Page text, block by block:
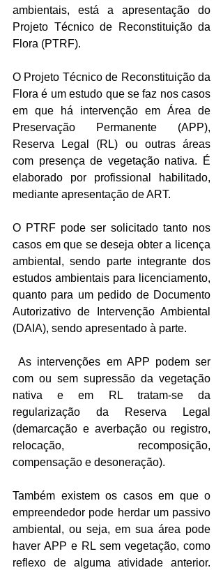
ambientais, está a apresentação do
Projeto Técnico de Reconstituição da
Flora (PTRF).
O Projeto Técnico de Reconstituição da
Flora é um estudo que se faz nos casos
em que há intervenção em Área de
Preservação Permanente (APP),
Reserva Legal (RL) ou outras áreas
com presença de vegetação nativa. É
elaborado por profissional habilitado,
mediante apresentação de ART.
O PTRF pode ser solicitado tanto nos
casos em que se deseja obter a licença
ambiental, sendo parte integrante dos
estudos ambientais para licenciamento,
quanto para um pedido de Documento
Autorizativo de Intervenção Ambiental
(DAIA), sendo apresentado à parte.
As intervenções em APP podem ser
com ou sem supressão da vegetação
nativa e em RL tratam-se da
regularização da Reserva Legal
(demarcação e averbação ou registro,
relocação, recomposição,
compensação e desoneração).
Também existem os casos em que o
empreendedor pode herdar um passivo
ambiental, ou seja, em sua área pode
haver APP e RL sem vegetação, como
reflexo de alguma atividade anterior.